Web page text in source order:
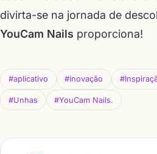
divirta-se na jornada de
YouCam Nails proporciona!
#aplicativo #inovação
#Unhas #YouCam Nails.